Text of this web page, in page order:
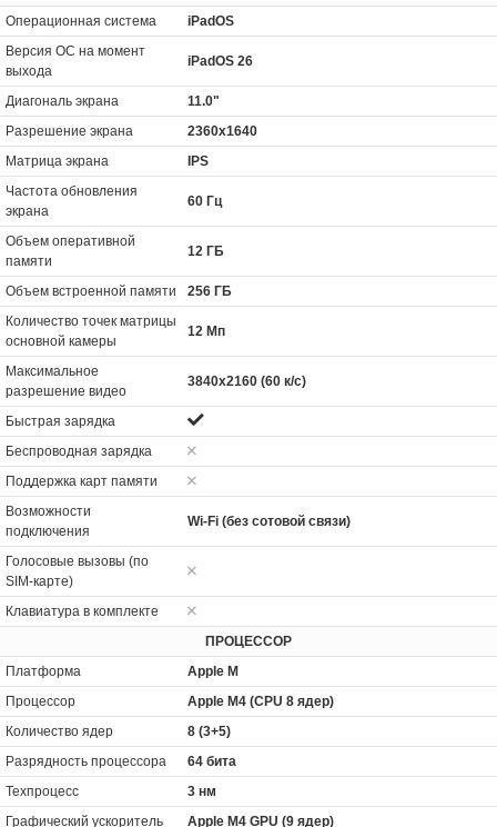
Операционная система
iPadOS
Версия ОС на момент
выхода
iPadOS 26
Диагональ экрана
11.0"
Разрешение экрана
2360x1640
Матрица экрана
IPS
Частота обновления
экрана
60 Гц
Объем оперативной
памяти
12 ГБ
Объем встроенной памяти
256 ГБ
Количество точек матрицы
основной камеры
12 Мп
Максимальное
разрешение видео
3840x2160 (60 к/с)
Быстрая зарядка
Беспроводная зарядка
Поддержка карт памяти
Возможности
подключения
Wi-Fi (без сотовой связи)
Голосовые вызовы (по
SIM-карте)
Клавиатура в комплекте
ПРОЦЕССОР
Платформа
Apple M
Процессор
Apple M4 (CPU 8 ядер)
Количество ядер
8 (3+5)
Разрядность процессора
64 бита
Техпроцесс
3 нм
Графический ускоритель
Apple M4 GPU (9 ядер)